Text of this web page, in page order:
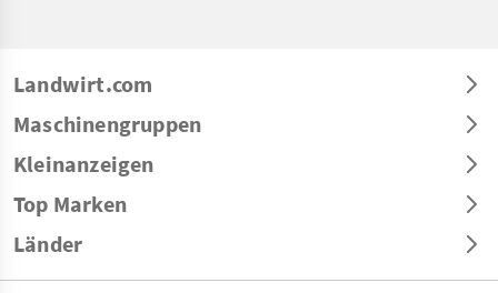
Landwirt.com
Maschinengruppen
Kleinanzeigen
Top Marken
Länder